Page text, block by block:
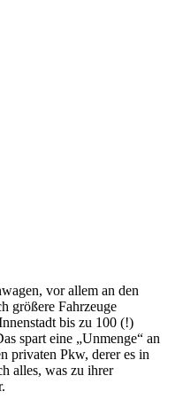
vor allem an den
größere Fahrzeuge
bis zu 100 (!)
spart eine „Unmenge“ an
privaten Pkw, derer es in
alles, was zu ihrer